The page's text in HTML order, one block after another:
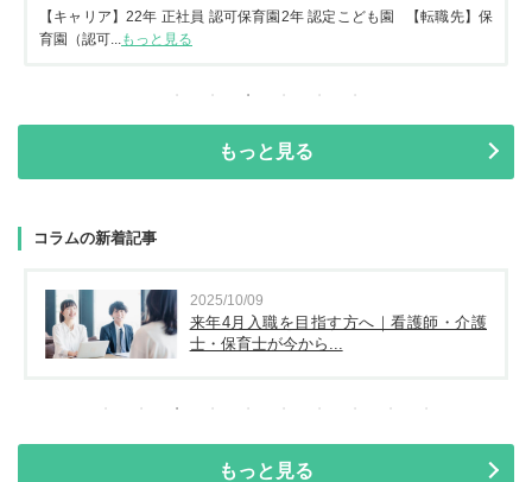
【キャリア】22年 正社員 認可保育園2年 認定こども園 【転職先】保
育園（認可...
もっと見る
もっと見る
コラムの新着記事
2025/10/09
来年4月入職を目指す方へ｜看護師・介護
士・保育士が今から...
もっと見る